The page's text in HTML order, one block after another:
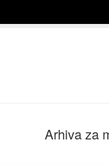
Arhiva za